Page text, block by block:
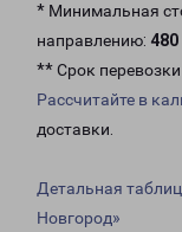
* Минимальная
направлению: 480
** Срок перевозки
Рассчитайте в
доставки.
Детальная
Новгород»